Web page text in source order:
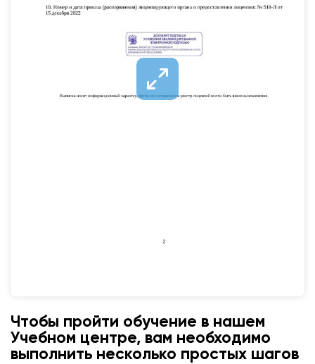
Чтобы пройти обучение в нашем
Учебном центре, вам необходимо
выполнить несколько простых шагов